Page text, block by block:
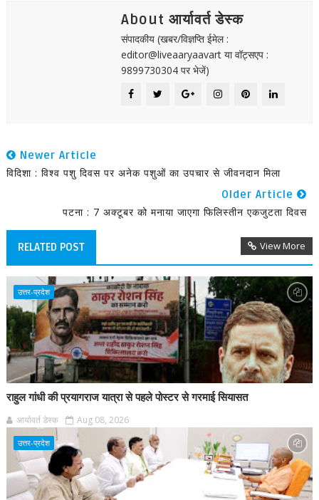
About आर्यावर्त डेस्क
संपादकीय (खबर/विज्ञप्ति ईमेल :
editor@liveaaryaavart या वॉट्सएप :
9899730304 पर भेजें)
Newer Article
विदिशा : विश्व पशु दिवस पर अनेक पशुओं का उपचार से जीवनदान मिला
Older Article
पटना : 7 अक्टूबर को मनाया जाएगा फिलिस्तीन एकजुटता दिवस
RELATED POST View More
उत्तर-प्रदेश
राहुल गांधी की प्रयागराज यात्रा से पहले पोस्टर से गरमाई सियासत
आर्यावर्त डेस्क Aug 08, 2026
उत्तर-प्रदेश